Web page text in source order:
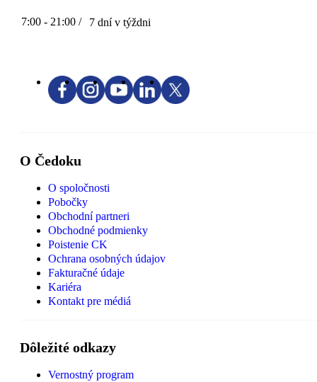
7:00 - 21:00 / 7 dní v týždni
O Čedoku
O spoločnosti
Pobočky
Obchodní partneri
Obchodné podmienky
Poistenie CK
Ochrana osobných údajov
Fakturačné údaje
Kariéra
Kontakt pre médiá
Dôležité odkazy
Vernostný program